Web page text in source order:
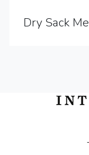
Dry Sack